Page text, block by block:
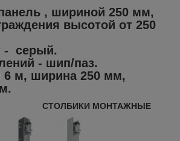
, шириной 250 мм,
высотой от 250
- серый.
- шип/паз.
6 м, ширина 250 мм,
МОНТАЖНЫЕ